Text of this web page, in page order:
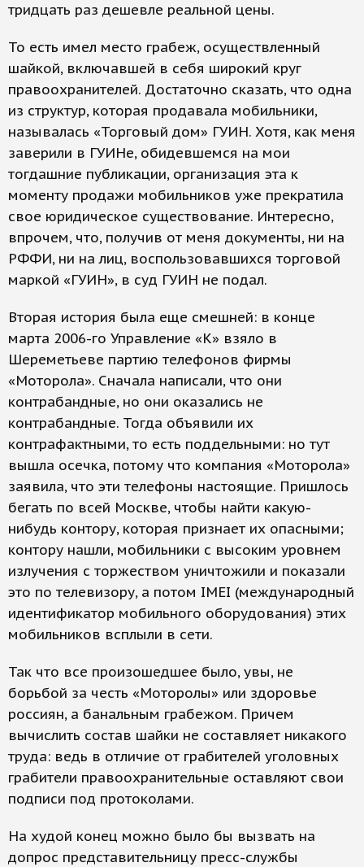
тридцать раз дешевле реальной цены.
То есть имел место грабеж, осуществленный
шайкой, включавшей в себя широкий круг
правоохранителей. Достаточно сказать, что одна
из структур, которая продавала мобильники,
называлась «Торговый дом» ГУИН. Хотя, как меня
заверили в ГУИНе, обидевшемся на мои
тогдашние публикации, организация эта к
моменту продажи мобильников уже прекратила
свое юридическое существование. Интересно,
впрочем, что, получив от меня документы, ни на
РФФИ, ни на лиц, воспользовавшихся торговой
маркой «ГУИН», в суд ГУИН не подал.
Вторая история была еще смешней: в конце
марта 2006-го Управление «К» взяло в
Шереметьеве партию телефонов фирмы
«Моторола». Сначала написали, что они
контрабандные, но они оказались не
контрабандные. Тогда объявили их
контрафактными, то есть поддельными: но тут
вышла осечка, потому что компания «Моторола»
заявила, что эти телефоны настоящие. Пришлось
бегать по всей Москве, чтобы найти какую-
нибудь контору, которая признает их опасными;
контору нашли, мобильники с высоким уровнем
излучения с торжеством уничтожили и показали
это по телевизору, а потом IMEI (международный
идентификатор мобильного оборудования) этих
мобильников всплыли в сети.
Так что все произошедшее было, увы, не
борьбой за честь «Моторолы» или здоровье
россиян, а банальным грабежом. Причем
вычислить состав шайки не составляет никакого
труда: ведь в отличие от грабителей уголовных
грабители правоохранительные оставляют свои
подписи под протоколами.
На худой конец можно было бы вызвать на
допрос представительницу пресс-службы